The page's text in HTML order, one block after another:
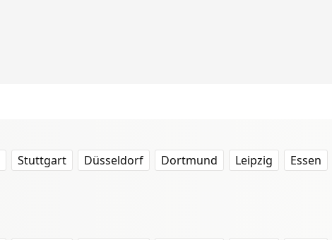
Stuttgart Düsseldorf Dortmund Leipzig Essen